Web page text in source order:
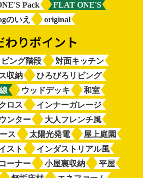
Pack
FLAT ONE'S
のいえ
original
ビング階段
対面キッチン
収納
ひろびろリビング
ウッドデッキ
和室
ロス
インナーガレージ
ンター
大人フレンチ風
ス
太陽光発電
屋上庭園
スト
インダストリアル風
ーナー 小屋裏収納
平屋